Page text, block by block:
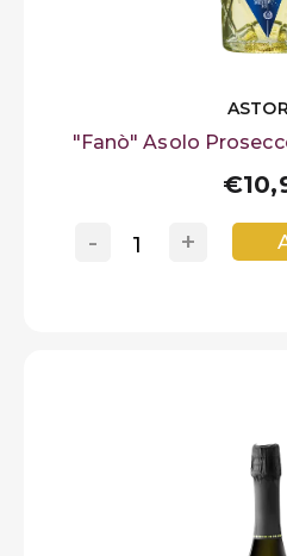
"Fanò" Asolo
+
-